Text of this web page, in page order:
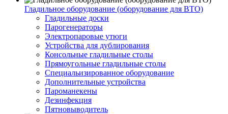
Гладильное оборудование (оборудование для ВТО)
Гладильные доски
Парогенераторы
Электропаровые утюги
Устройства для дублирования
Консольные гладильные столы
Прямоугольные гладильные столы
Специальизированное оборудование
Дополнительные устройства
Пароманекены
Дезинфекция
Пятновыводитель